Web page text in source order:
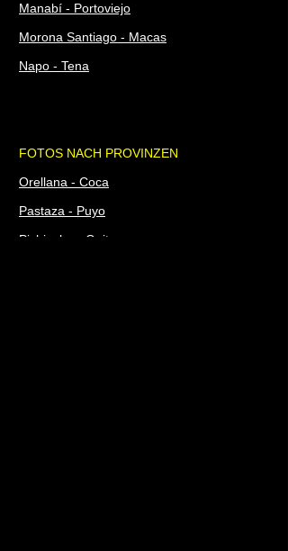
Manabí - Portoviejo
Morona Santiago - Macas
Napo - Tena
FOTOS NACH PROVINZEN
Orellana - Coca
Pastaza - Puyo
Pichincha - Quito